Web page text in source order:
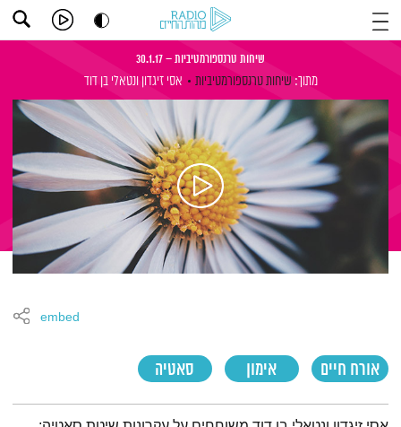
שיחות טרנספורמטיביות – 30.1.17
מתוך: שיחות טרנספורמטיביות אסי זיגדון ונטאלי בן דוד
אורח חיים אימון סאטיה
embed